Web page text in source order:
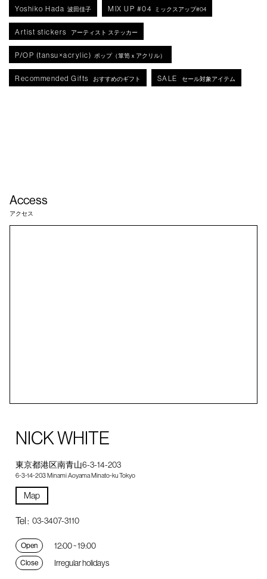
Yoshiko Hada 波田佳子 MIX UP #04 ミックスアップ#04
Artist stickers アーティスト ステッカー
P/OP (tansu×acrylic) ポップ（箪笥ｘアクリル）
Recommended Gifts おすすめのギフト SALE セール対象アイテム
Access
アクセス
NICK WHITE
東京都港区南青山6-3-14-203
6-3-14-203 Minami Aoyama Minato-ku Tokyo
Map
Tel : 03-3407-3110
Open 12:00 ~ 19:00
Close Irregular holidays